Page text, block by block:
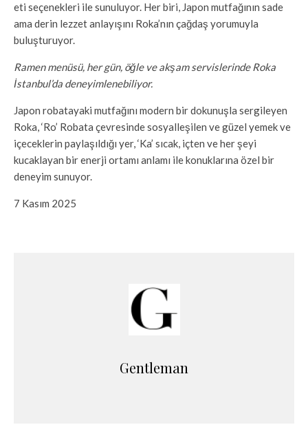
eti seçenekleri ile sunuluyor. Her biri, Japon mutfağının sade
ama derin lezzet anlayışını Roka’nın çağdaş yorumuyla
buluşturuyor.
Ramen menüsü, her gün, öğle ve akşam servislerinde Roka
İstanbul’da deneyimlenebiliyor.
Japon robatayaki mutfağını modern bir dokunuşla sergileyen
Roka, ‘Ro’ Robata çevresinde sosyalleşilen ve güzel yemek ve
içeceklerin paylaşıldığı yer, ‘Ka’ sıcak, içten ve her şeyi
kucaklayan bir enerji ortamı anlamı ile konuklarına özel bir
deneyim sunuyor.
7 Kasım 2025
Gentleman